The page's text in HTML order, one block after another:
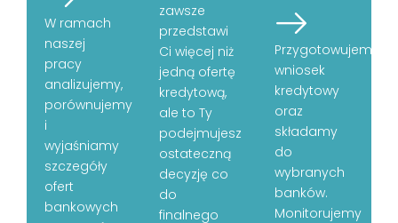
W ramach
naszej
pracy
analizujemy,
porównujemy
i
wyjaśniamy
szczegóły
ofert
bankowych
zawsze
przedstawi
Ci więcej niż
jedną ofertę
kredytową,
ale to Ty
podejmujesz
ostateczną
decyzję co
do
finalnego
Przygotowujemy
wniosek
kredytowy
oraz
składamy
do
wybranych
banków.
Monitorujemy